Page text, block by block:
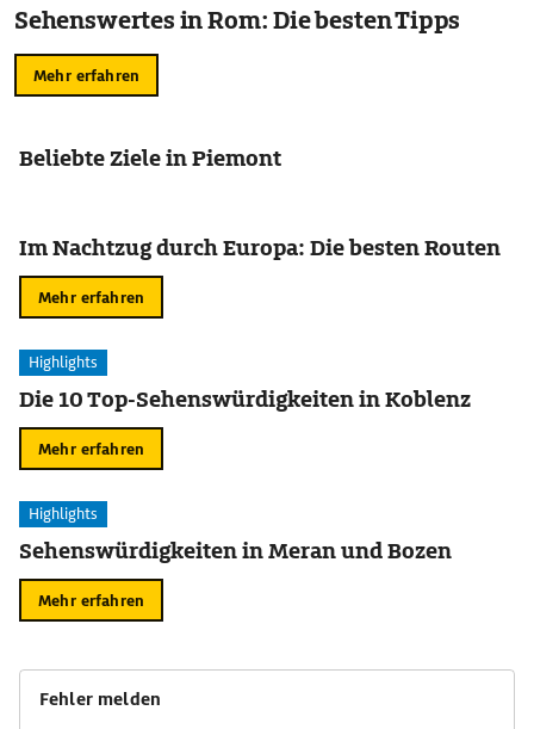
Sehenswertes in Rom: Die besten Tipps
Mehr erfahren
Beliebte Ziele in Piemont
Im Nachtzug durch Europa: Die besten Routen
Mehr erfahren
Highlights
Die 10 Top-Sehenswürdigkeiten in Koblenz
Mehr erfahren
Highlights
Sehenswürdigkeiten in Meran und Bozen
Mehr erfahren
Fehler melden